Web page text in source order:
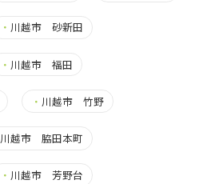
・ 川越市 砂新田
・ 川越市 福田
・ 川越市 竹野
川越市 脇田本町
・ 川越市 芳野台